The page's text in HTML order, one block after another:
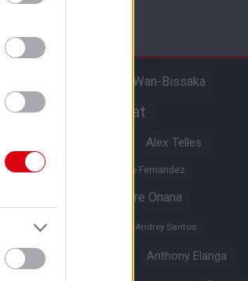
Aaron Wan-Bissaka
Akadémiai csapat
Alex Telles
Altay Bayindir Alvaro Fernandez
Andre Onana
Andreas Pereira
Andrey Santos
Angol válogatott Anthony Elanga